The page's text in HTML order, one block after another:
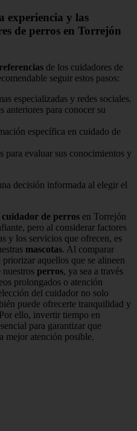
experiencia y las
de perros en Torrejón
referencias de los cuidadores de
seguir estos pasos:
especializadas y redes sociales.
anteriores para conocer su
específica en cuidado de
para evaluar sus conocimientos y
decisión informada al elegir el
cuidador de perros en Torrejón
pero al considerar factores
y los servicios que ofrecen, es
mascotas. Al comparar
aquellos que se alineen
nuestros perros, ya sea a través
prolongados o atención
del cuidador no solo
puede ofrecerte tranquilidad y
ello, invertir tiempo en
para garantizar que
mejor atención posible.